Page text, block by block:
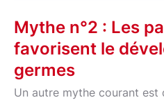
Mythe n°2 : Les
favorisent le
germes
Un autre mythe courant est